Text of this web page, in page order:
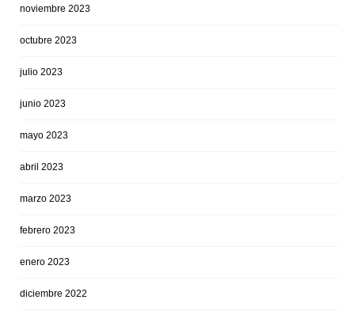
noviembre 2023
octubre 2023
julio 2023
junio 2023
mayo 2023
abril 2023
marzo 2023
febrero 2023
enero 2023
diciembre 2022